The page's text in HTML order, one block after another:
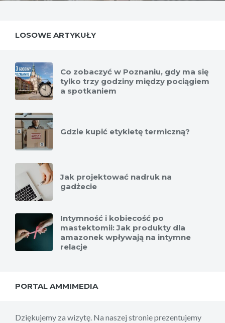
LOSOWE ARTYKUŁY
Co zobaczyć w Poznaniu, gdy ma się
tylko trzy godziny między pociągiem
a spotkaniem
Gdzie kupić etykietę termiczną?
Jak projektować nadruk na
gadżecie
Intymność i kobiecość po
mastektomii: Jak produkty dla
amazonek wpływają na intymne
relacje
PORTAL AMMIMEDIA
Dziękujemy za wizytę. Na naszej stronie prezentujemy